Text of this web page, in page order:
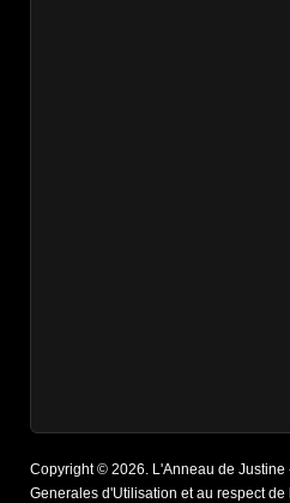
Copyright © 2026. L'Anneau de Justine
Generales d'Utilisation et au respect